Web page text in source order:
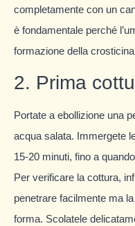
completamente con un
è fondamentale perché
formazione della
2. Prima
Portate a ebollizione una
acqua salata. Immergete
15-20 minuti, fino a
Per verificare la cottura,
penetrare facilmente ma
forma. Scolatele